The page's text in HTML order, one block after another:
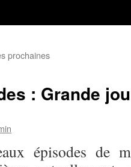
prochaines
: Grande
épisodes de